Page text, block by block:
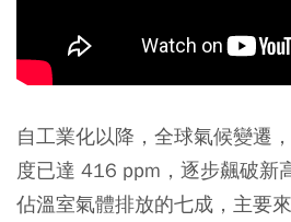
自工業化以降，全球氣候變遷
度已達 416 ppm，逐步飆破新
佔溫室氣體排放的七成，主要